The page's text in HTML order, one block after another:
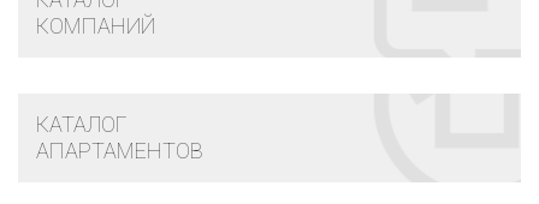
КОМПАНИЙ
КАТАЛОГ
АПАРТАМЕНТОВ